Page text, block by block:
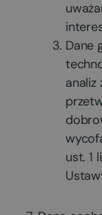
Dane
analiz
ust. 1